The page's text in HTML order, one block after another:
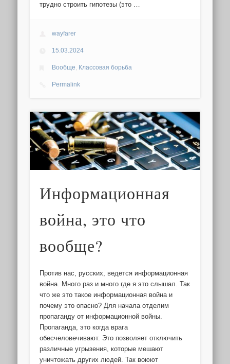
трудно строить гипотезы (это …
wayfarer
15.03.2024
Вообще Классовая борьба
Permalink
Информационная
война, это что
вообще?
Против нас, русских, ведется информационная
война. Много раз и много где я это слышал. Так
что же это такое информационная война и
почему это опасно? Для начала отделим
пропаганду от информационной войны.
Пропаганда, это когда врага
обесчеловечивают. Это позволяет отключить
различные угрызения, которые мешают
уничтожать других людей. Так воюют